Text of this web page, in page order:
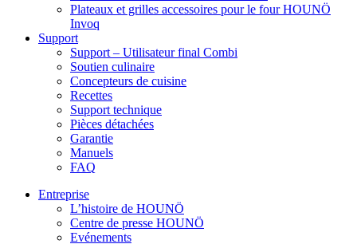
Plateaux et grilles accessoires pour le four HOUNÖ
Invoq
Support
Support – Utilisateur final Combi
Soutien culinaire
Concepteurs de cuisine
Recettes
Support technique
Pièces détachées
Garantie
Manuels
FAQ
Entreprise
L’histoire de HOUNÖ
Centre de presse HOUNÖ
Evénements